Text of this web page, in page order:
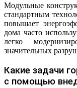
Модульные
стандартным
повышает
дома часто
легко
значительных
Какие задачи
с помощью